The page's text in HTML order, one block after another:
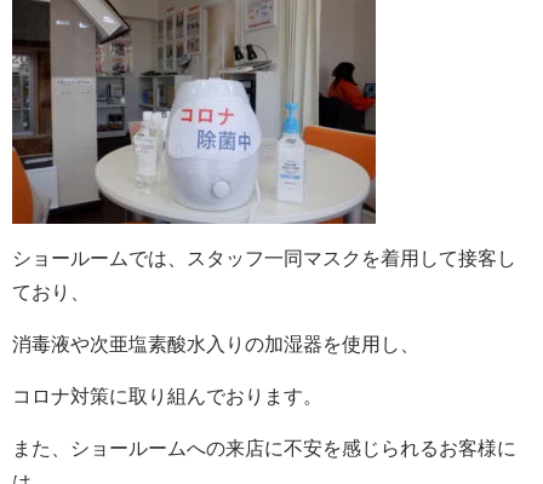
ショールームでは、スタッフ一同マスクを着用して接客し
ており、
消毒液や次亜塩素酸水入りの加湿器を使用し、
コロナ対策に取り組んでおります。
また、ショールームへの来店に不安を感じられるお客様に